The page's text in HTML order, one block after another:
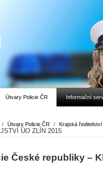
Útvary Policie ČR Informační
/ Útvary Policie ČR / Krajská ředitelství
ÚO ZLÍN 2015
České republiky –